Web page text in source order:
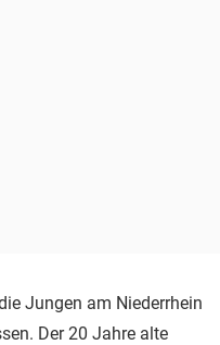
Jungen am Niederrhein
Der 20 Jahre alte